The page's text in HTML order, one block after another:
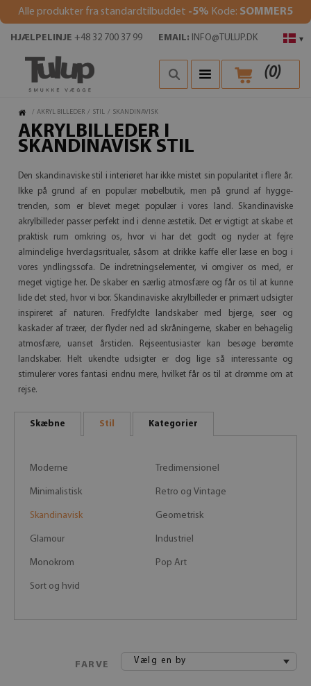
Alle produkter fra standardtilbuddet -5% Kode: SOMMER5
▾
HJÆLPELINJE +48 32 700 37 99 EMAIL: INFO@TULUP.DK
(0)
/ AKRYL BILLEDER / STIL / SKANDINAVISK
AKRYLBILLEDER I
SKANDINAVISK STIL
Den skandinaviske stil i interiøret har ikke mistet sin popularitet i flere år.
Ikke på grund af en populær møbelbutik, men på grund af hygge-
trenden, som er blevet meget populær i vores land. Skandinaviske
akrylbilleder passer perfekt ind i denne æstetik. Det er vigtigt at skabe et
praktisk rum omkring os, hvor vi har det godt og nyder at fejre
almindelige hverdagsritualer, såsom at drikke kaffe eller læse en bog i
vores yndlingssofa. De indretningselementer, vi omgiver os med, er
meget vigtige her. De skaber en særlig atmosfære og får os til at kunne
lide det sted, hvor vi bor. Skandinaviske akrylbilleder er primært udsigter
inspireret af naturen. Fredfyldte landskaber med bjerge, søer og
kaskader af træer, der flyder ned ad skråningerne, skaber en behagelig
atmosfære, uanset årstiden. Rejseentusiaster kan besøge berømte
landskaber. Helt ukendte udsigter er dog lige så interessante og
stimulerer vores fantasi endnu mere, hvilket får os til at drømme om at
rejse.
Skæbne Stil Kategorier
Moderne Tredimensionel
Minimalistisk Retro og Vintage
Skandinavisk Geometrisk
Glamour Industriel
Monokrom Pop Art
Sort og hvid
FARVE Vælg en by